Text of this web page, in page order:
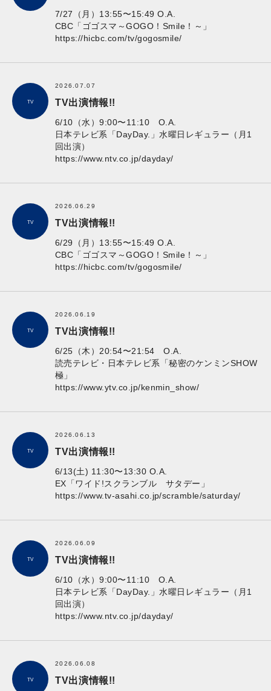
7/27（月）13:55〜15:49 O.A.
CBC「ゴゴスマ～GOGO！Smile！～」
https://hicbc.com/tv/gogosmile/
TV
2026.07.07
TV出演情報!!
6/10（水）9:00〜11:10 O.A.
日本テレビ系「DayDay.」水曜日レギュラー（月1
回出演）
https://www.ntv.co.jp/dayday/
TV
2026.06.29
TV出演情報!!
6/29（月）13:55〜15:49 O.A.
CBC「ゴゴスマ～GOGO！Smile！～」
https://hicbc.com/tv/gogosmile/
TV
2026.06.19
TV出演情報!!
6/25（木）20:54〜21:54 O.A.
読売テレビ・日本テレビ系「秘密のケンミンSHOW
極」
https://www.ytv.co.jp/kenmin_show/
TV
2026.06.13
TV出演情報!!
6/13(土) 11:30〜13:30 O.A.
EX「ワイド!スクランブル サタデー」
https://www.tv-asahi.co.jp/scramble/saturday/
TV
2026.06.09
TV出演情報!!
6/10（水）9:00〜11:10 O.A.
日本テレビ系「DayDay.」水曜日レギュラー（月1
回出演）
https://www.ntv.co.jp/dayday/
TV
2026.06.08
TV出演情報!!